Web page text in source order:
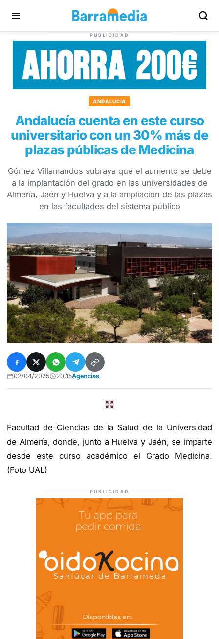
PUBLICIDAD
ANDALUCÍA
Andalucía cuenta en este curso
universitario con un 30% más de
plazas públicas de Medicina
Gómez Villamandos subraya que el aumento se debe
a la implantación del grado en las universidades de
Almería, Jaén y Huelva y a la ampliación de las plazas
en las facultades del sistema público
02/04/2025 20:15Agencias
Facultad de Ciencias de la Salud de la Universidad
de Almería, donde, junto a Huelva y Jaén, se imparte
desde este curso académico el Grado Medicina.
(Foto UAL)
PUBLICIDAD